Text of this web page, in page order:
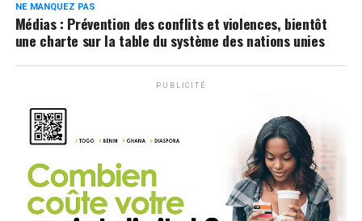
NE MANQUEZ PAS
Médias : Prévention des conflits et violences, bientôt
une charte sur la table du système des nations unies
PUBLICITÉ